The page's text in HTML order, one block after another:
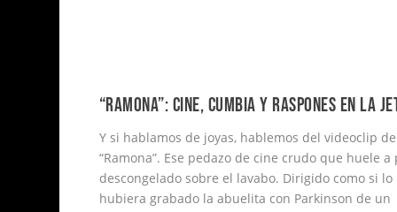
“RAMONA”: CINE, CUMBIA Y RASPONES EN LA
Y si hablamos de joyas, hablemos del videoclip de
“Ramona”. Ese pedazo de cine crudo que huele a
descongelado sobre el lavabo. Dirigido como si lo
hubiera grabado la abuelita con Parkinson de un